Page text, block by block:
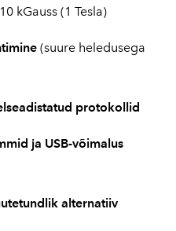
kGauss (1 Tesla)
(suure heledusega
protokollid
ja USB-võimalus
alternatiiv